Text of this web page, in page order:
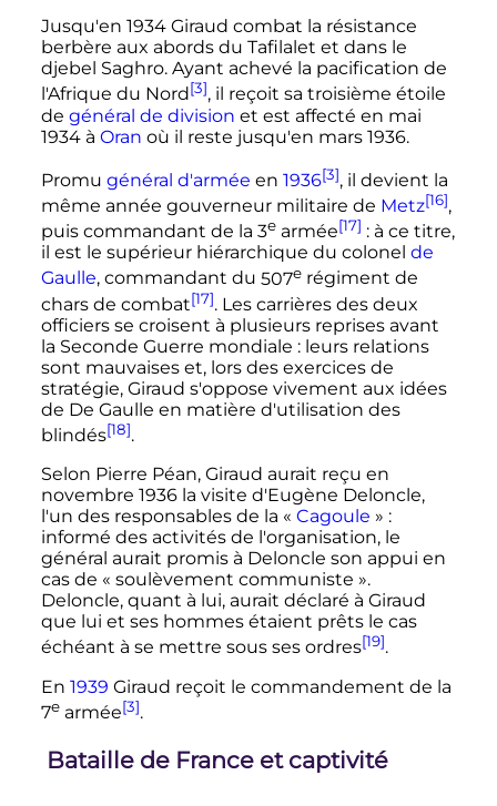
Jusqu'en 1934 Giraud combat la résistance
berbère aux abords du Tafilalet et dans le
djebel Saghro. Ayant achevé la pacification de
l'Afrique du Nord[3], il reçoit sa troisième étoile
de général de division et est affecté en mai
1934 à Oran où il reste jusqu'en mars 1936.
Promu général d'armée en 1936[3], il devient la
même année gouverneur militaire de Metz[16],
puis commandant de la 3e armée[17] : à ce titre,
il est le supérieur hiérarchique du colonel de
Gaulle, commandant du 507e régiment de
chars de combat[17]. Les carrières des deux
officiers se croisent à plusieurs reprises avant
la Seconde Guerre mondiale : leurs relations
sont mauvaises et, lors des exercices de
stratégie, Giraud s'oppose vivement aux idées
de De Gaulle en matière d'utilisation des
blindés[18].
Selon Pierre Péan, Giraud aurait reçu en
novembre 1936la visite d'Eugène Deloncle,
l'un des responsables de la « Cagoule » :
informé des activités de l'organisation, le
général aurait promis à Deloncle son appui en
cas de « soulèvement communiste ».
Deloncle, quant à lui, aurait déclaré à Giraud
que lui et ses hommes étaient prêts le cas
échéant à se mettre sous ses ordres[19].
En 1939 Giraud reçoit le commandement de la
7e armée[3].
Bataille de France et captivité